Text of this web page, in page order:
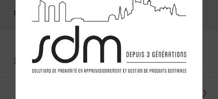
Connexion
MENU